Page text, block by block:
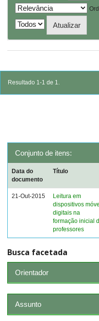
Resultado 1-1 de 1.
Conjunto de itens:
Data do
documento
Título
21-Out-2015
Leitura em
dispositivos
digitais na
formação inicial
professores
Busca facetada
Orientador
Assunto